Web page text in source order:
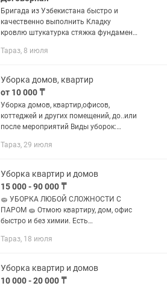
Бригада из Узбекистана быстро и
качественно выполнить Кладку
кровлю штукатурка стяжка фундамент
Тараз, 8 июля
Уборка домов, квартир
от 10 000 ₸
Уборка домов, квартир,офисов,
коттеджей и других помещений, до..или
после мероприятий Виды уборок:
квартирантов Мытье окон,фасадов и
Химчистка...
Тараз, 29 июля
Уборка квартир и домов
15 000 - 90 000 ₸
🧽 УБОРКА ЛЮБОЙ СЛОЖНОСТИ С
ПАРОМ 🧽 Отмою квартиру, дом, офис
быстро и без химии. Есть
уберу жир, налет, плесень и грязь в
-...
Тараз, 18 июля
Уборка квартир и домов
10 000 - 20 000 ₸